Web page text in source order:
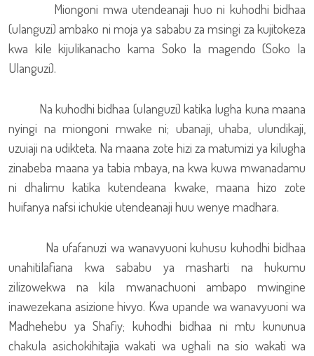
Miongoni mwa utendeanaji huo ni kuhodhi bidhaa
(ulanguzi) ambako ni moja ya sababu za msingi za kujitokeza
kwa kile kijulikanacho kama Soko la magendo (Soko la
Ulanguzi).
Na kuhodhi bidhaa (ulanguzi) katika lugha kuna maana
nyingi na miongoni mwake ni; ubanaji, uhaba, ulundikaji,
uzuiaji na udikteta. Na maana zote hizi za matumizi ya kilugha
zinabeba maana ya tabia mbaya, na kwa kuwa mwanadamu
ni dhalimu katika kutendeana kwake, maana hizo zote
huifanya nafsi ichukie utendeanaji huu wenye madhara.
Na ufafanuzi wa wanavyuoni kuhusu kuhodhi bidhaa
unahitilafiana kwa sababu ya masharti na hukumu
zilizowekwa na kila mwanachuoni ambapo mwingine
inawezekana asizione hivyo. Kwa upande wa wanavyuoni wa
Madhehebu ya Shafiy; kuhodhi bidhaa ni mtu kununua
chakula asichokihitajia wakati wa ughali na sio wakati wa